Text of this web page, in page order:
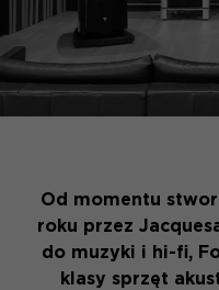
Od momentu
roku przez
do muzyki i hi-fi,
klasy sprzęt